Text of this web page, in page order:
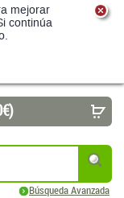
mejorar
continúa
Búsqueda Avanzada
€)